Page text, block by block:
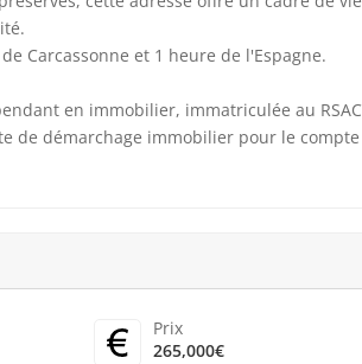
Carcassonne et 1 heure de l'Espagne.
en immobilier, immatriculée au RSAC
de démarchage immobilier pour le compte
Prix
265,000€